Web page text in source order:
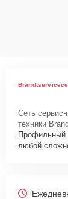
Для запуска
оперативно
запишут на
доставки
Сеть
техники
Профильный
любой